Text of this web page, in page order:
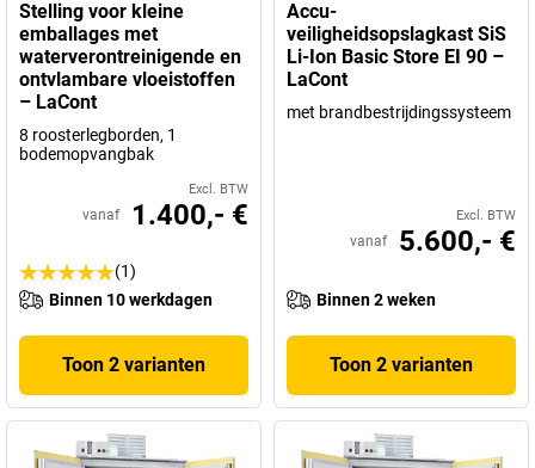
Stelling voor kleine
emballages met
waterverontreinigende en
ontvlambare vloeistoffen
– LaCont
8 roosterlegborden, 1
bodemopvangbak
Excl. BTW
vanaf 1.400,- €
(1)
Binnen 10 werkdagen
Toon 2 varianten
Accu-
veiligheidsopslagkast SiS
Li-Ion Basic Store EI 90 –
LaCont
met brandbestrijdingssysteem
Excl. BTW
vanaf 5.600,- €
Binnen 2 weken
Toon 2 varianten